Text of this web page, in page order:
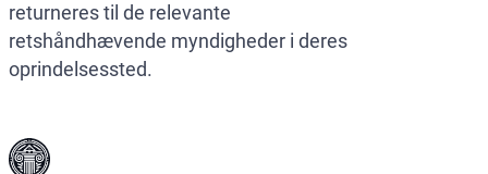
returneres til de relevante
retshåndhævende myndigheder i deres
oprindelsessted.